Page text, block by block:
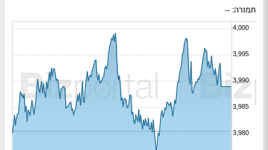
תמורה: --